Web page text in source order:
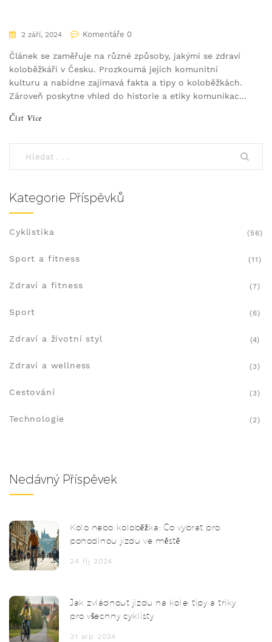
2 září, 2024 Komentáře 0
Článek se zaměřuje na různé způsoby, jakými se zdraví
koloběžkáři v Česku. Prozkoumá jejich komunitní
kulturu a nabídne zajímavá fakta a tipy o koloběžkách.
Zároveň poskytne vhled do historie a etiky komunikace
Číst Více
Kategorie Příspěvků
Cyklistika (56)
Sport a fitness (11)
Zdraví a fitness (7)
Sport (6)
Zdraví a životní styl (4)
Zdraví a wellness (3)
Cestování (3)
Technologie (2)
Nedávný Příspěvek
Kolo nebo koloběžka: Co vybrat pro
pohodlnou jízdu ve městě
24 říj 2024
Jak zvládnout jízdu na kole: tipy a triky
pro všechny cyklisty
31 srp 2024